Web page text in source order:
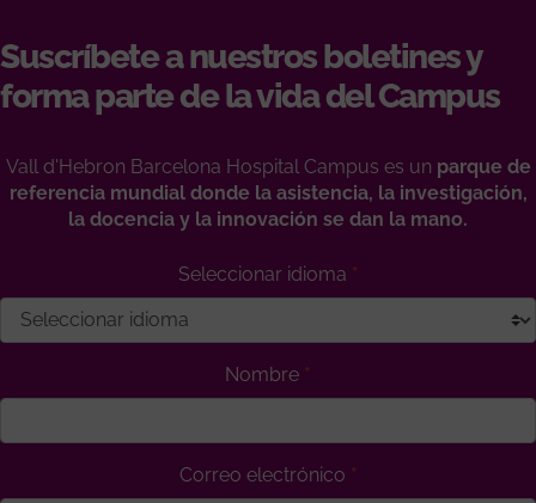
Suscríbete a nuestros boletines y
forma parte de la vida del Campus
Vall d'Hebron Barcelona Hospital Campus es un parque de
referencia mundial donde la asistencia, la investigación,
la docencia y la innovación se dan la mano.
Seleccionar idioma
Nombre
Correo electrónico